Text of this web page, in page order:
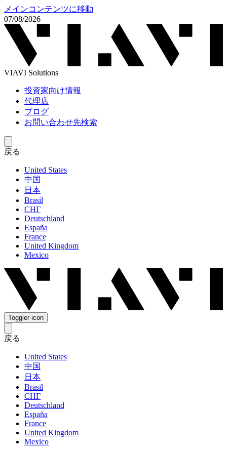
メインコンテンツに移動
07/08/2026
VIAVI Solutions
投資家向け情報
代理店
ブログ
お問い合わせ先検索
戻る
United States
中国
日本
Brasil
СНГ
Deutschland
España
France
United Kingdom
Mexico
Toggler icon
戻る
United States
中国
日本
Brasil
СНГ
Deutschland
España
France
United Kingdom
Mexico